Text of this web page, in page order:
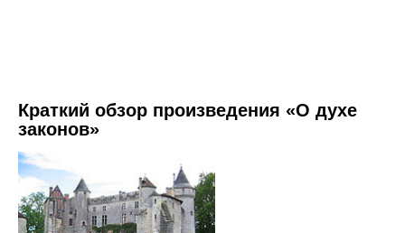
Краткий обзор произведения «О духе
законов»